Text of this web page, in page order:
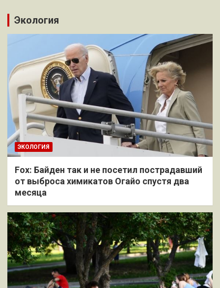
Экология
ЭКОЛОГИЯ
Fox: Байден так и не посетил пострадавший
от выброса химикатов Огайо спустя два
месяца